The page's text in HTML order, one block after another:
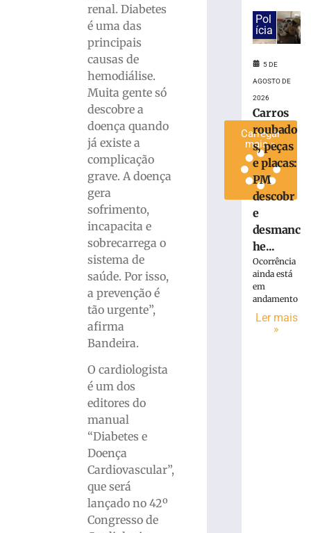
renal. Diabetes
é uma das
principais
causas de
hemodiálise.
Muita gente só
descobre a
doença quando
já existe a
complicação
grave. A doença
gera
sofrimento,
incapacita e
sobrecarrega o
sistema de
saúde. Por isso,
a prevenção é
tão urgente”,
afirma
Bandeira.
O cardiologista
é um dos
editores do
manual
“Diabetes e
Doença
Cardiovascular”,
que será
lançado no 42º
Congresso de
Carregar
mais »
Pol
ícia
5 DE
AGOSTO DE
2026
Carros
roubado
s, peças
e placas:
PM
descobr
e
desmanc
he...
Ocorrência
ainda está
em
andamento
Ler mais
»